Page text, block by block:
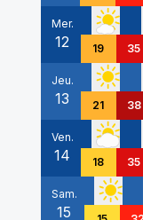
Mer.
12 19 35
Jeu.
13 21 38
Ven.
14 18 35
Sam.
15